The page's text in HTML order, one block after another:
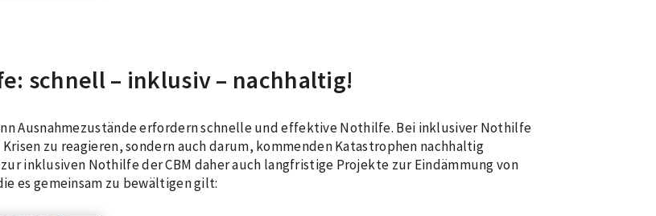
schnell – inklusiv – nachhaltig!
Ausnahmezustände erfordern schnelle und effektive Nothilfe. Bei inklusiver Nothilfe
zu reagieren, sondern auch darum, kommenden Katastrophen nachhaltig
inklusiven Nothilfe der CBM daher auch langfristige Projekte zur Eindämmung von
es gemeinsam zu bewältigen gilt: